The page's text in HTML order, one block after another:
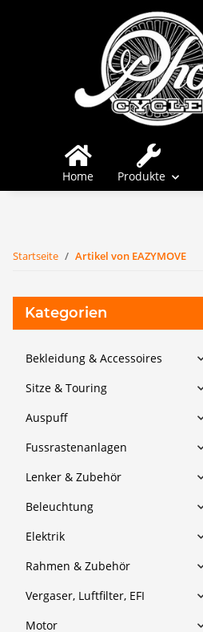
Home Produkte
Startseite Artikel von EAZYMOVE
Kategorien
Bekleidung & Accessoires
Sitze & Touring
Auspuff
Fussrastenanlagen
Lenker & Zubehör
Beleuchtung
Elektrik
Rahmen & Zubehör
Vergaser, Luftfilter, EFI
Motor